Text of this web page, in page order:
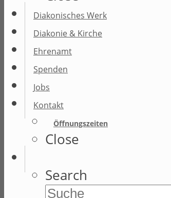
Diakonisches Werk
Diakonie & Kirche
Ehrenamt
Spenden
Jobs
Kontakt
Öffnungszeiten
Close
Search